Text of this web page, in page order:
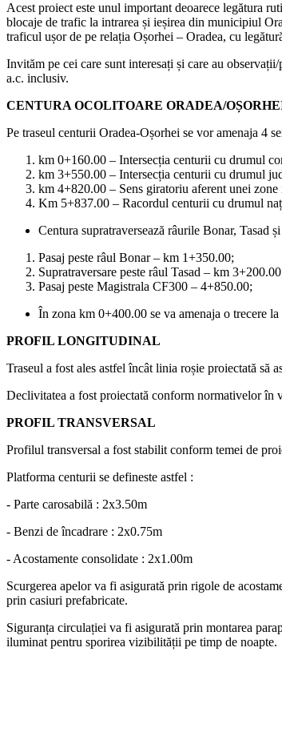
Acest proiect este unul important deoarece legătura
blocaje de trafic la intrarea și ieșirea din municipiul
traficul ușor de pe relația Oșorhei – Oradea, cu
Invităm pe cei care sunt interesați și care au
a.c. inclusiv.
CENTURA OCOLITOARE ORADEA/
Pe traseul centurii Oradea-Oșorhei se vor amenaja 4
km 0+160.00 – Intersecția centurii cu drumul
km 3+550.00 – Intersecția centurii cu drumul
km 4+820.00 – Sens giratoriu aferent unei
Km 5+837.00 – Racordul centurii cu drumul
Centura supratraversează râurile Bonar,
Pasaj peste râul Bonar – km 1+350.00;
Supratraversare peste râul Tasad – km
Pasaj peste Magistrala CF300 – 4+850.00;
În zona km 0+400.00 se va amenaja o trecere
PROFIL LONGITUDINAL
Traseul a fost ales astfel încât linia roșie proiectată să
Declivitatea a fost proiectată conform normativelor în
PROFIL TRANSVERSAL
Profilul transversal a fost stabilit conform temei de
Platforma centurii se defineste astfel :
- Parte carosabilă : 2x3.50m
- Benzi de încadrare : 2x0.75m
- Acostamente consolidate : 2x1.00m
Scurgerea apelor va fi asigurată prin rigole de
prin casiuri prefabricate.
Siguranța circulației va fi asigurată prin montarea
iluminat pentru sporirea vizibilității pe timp de noapte.